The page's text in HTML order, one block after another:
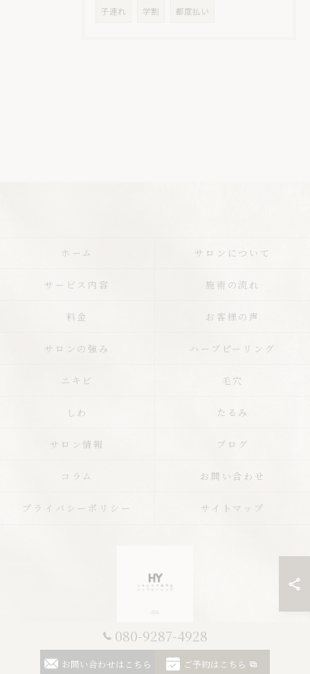
子連れ 学割 都度払い
080-9287-4928
お問い合わせはこちら ご予約はこちら
ホーム サロンについて
サービス内容 施術の流れ
料金 お客様の声
サロンの強み ハーブピーリング
ニキビ 毛穴
しわ たるみ
サロン情報 ブログ
コラム お問い合わせ
プライバシーポリシー サイトマップ
© 2026 栃木のエステならニキビケア専門店 ハーブピーリングHY ALL RIGHTS
RESERVED.